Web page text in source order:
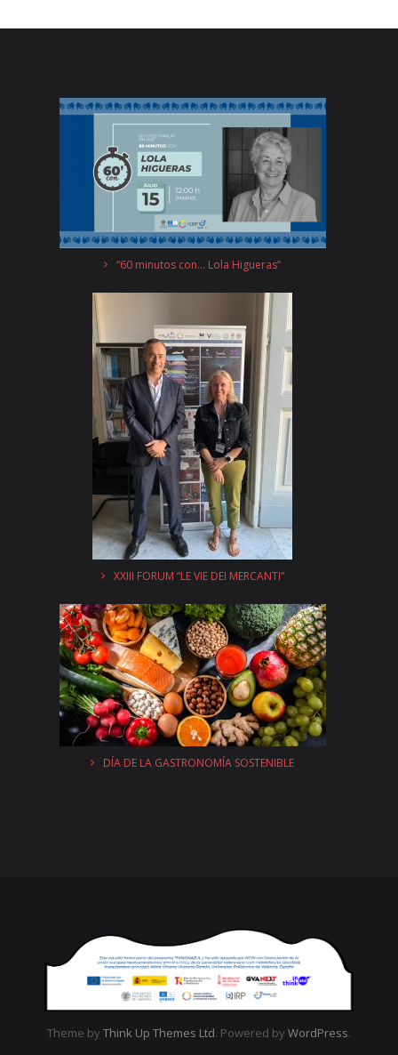
“60 minutos con… Lola Higueras”
XXIII FORUM “LE VIE DEI MERCANTI”
DÍA DE LA GASTRONOMÍA SOSTENIBLE
Theme by Think Up Themes Ltd. Powered by WordPress.